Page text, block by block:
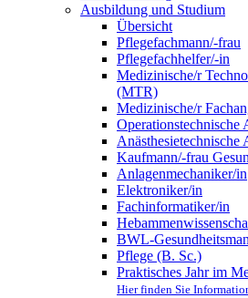
Ausbildung und Studium
Übersicht
Pflegefachmann/-frau
Pflegefachhelfer/-in
Medizinische/r
(MTR)
Medizinische/r
Operationstechnische
Anästhesietechnische
Kaufmann/-frau
Anlagenmechaniker/in
Elektroniker/in
Fachinformatiker/in
BWL-
Pflege (B. Sc.)
Praktisches Jahr im
Hier finden Sie